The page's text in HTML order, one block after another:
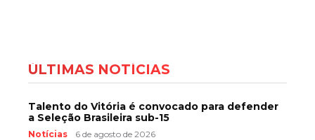
ÚLTIMAS NOTÍCIAS
Talento do Vitória é convocado para defender
a Seleção Brasileira sub-15
Notícias 6 de agosto de 2026